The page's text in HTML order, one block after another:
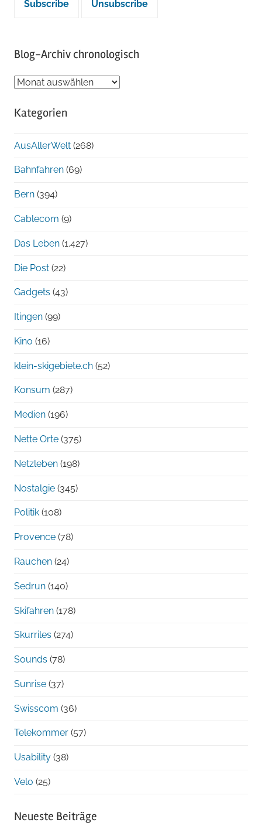
Blog-Archiv chronologisch
Blog-
chronologisch
Kategorien
AusAllerWelt (268)
Bahnfahren (69)
Bern (394)
Cablecom (9)
Das Leben (1.427)
Die Post (22)
Gadgets (43)
Itingen (99)
Kino (16)
klein-skigebiete.ch (52)
Konsum (287)
Medien (196)
Nette Orte (375)
Netzleben (198)
Nostalgie (345)
Politik (108)
Provence (78)
Rauchen (24)
Sedrun (140)
Skifahren (178)
Skurriles (274)
Sounds (78)
Sunrise (37)
Swisscom (36)
Telekommer (57)
Usability (38)
Velo (25)
Neueste Beiträge